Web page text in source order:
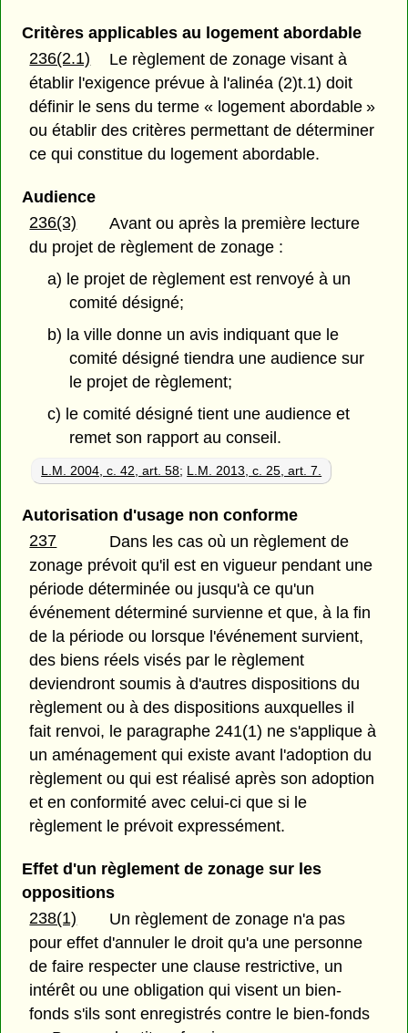
Critères applicables au logement abordable
236(2.1)
Le règlement de zonage visant à
établir l'exigence prévue à l'alinéa (2)t.1) doit
définir le sens du terme « logement abordable »
ou établir des critères permettant de déterminer
ce qui constitue du logement abordable.
Audience
236(3)
Avant ou après la première lecture
du projet de règlement de zonage :
a) le projet de règlement est renvoyé à un
comité désigné;
b) la ville donne un avis indiquant que le
comité désigné tiendra une audience sur
le projet de règlement;
c) le comité désigné tient une audience et
remet son rapport au conseil.
L.M. 2004, c. 42, art. 58; L.M. 2013, c. 25, art. 7.
Autorisation d'usage non conforme
237
Dans les cas où un règlement de
zonage prévoit qu'il est en vigueur pendant une
période déterminée ou jusqu'à ce qu'un
événement déterminé survienne et que, à la fin
de la période ou lorsque l'événement survient,
des biens réels visés par le règlement
deviendront soumis à d'autres dispositions du
règlement ou à des dispositions auxquelles il
fait renvoi, le paragraphe 241(1) ne s'applique à
un aménagement qui existe avant l'adoption du
règlement ou qui est réalisé après son adoption
et en conformité avec celui-ci que si le
règlement le prévoit expressément.
Effet d'un règlement de zonage sur les
oppositions
238(1)
Un règlement de zonage n'a pas
pour effet d'annuler le droit qu'a une personne
de faire respecter une clause restrictive, un
intérêt ou une obligation qui visent un bien-
fonds s'ils sont enregistrés contre le bien-fonds